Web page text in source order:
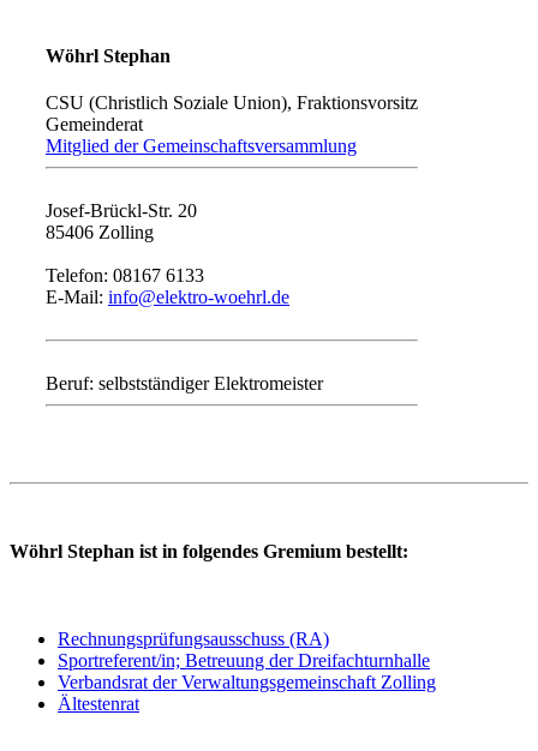
Wöhrl Stephan
CSU (Christlich Soziale Union), Fraktionsvorsitz
Gemeinderat
Mitglied der Gemeinschaftsversammlung
Josef-Brückl-Str. 20
85406 Zolling
Telefon: 08167 6133
E-Mail: info@elektro-woehrl.de
Beruf: selbstständiger Elektromeister
Wöhrl Stephan ist in folgendes Gremium bestellt:
Rechnungsprüfungsausschuss (RA)
Sportreferent/in; Betreuung der Dreifachturnhalle
Verbandsrat der Verwaltungsgemeinschaft Zolling
Ältestenrat